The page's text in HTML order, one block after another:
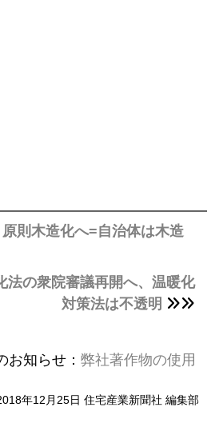
則木造化へ=自治体は木造
法の衆院審議再開へ、温暖化
対策法は不透明
お知らせ： 弊社著作物の使用
年12月25日 住宅産業新聞社 編集部